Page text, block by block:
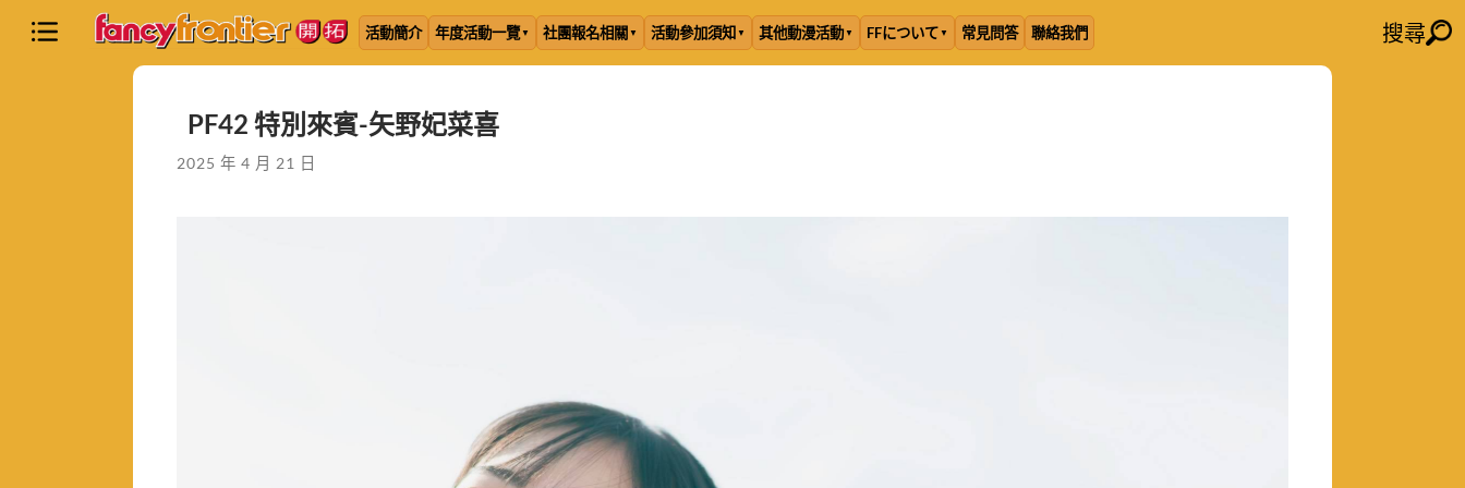
活動簡介 年度活動一覽 社團報名相關 活動參加須知 其他動漫活動 FFについて 常見問答 聯絡我們 搜尋
PF42 特別來賓-矢野妃菜喜
2025 年 4 月 21 日